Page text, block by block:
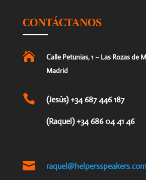
CONTÁCTANOS

Calle Petunias, 1 – Las Rozas de
Madrid
 (Jesús) +34 687 446 187
(Raquel) +34 686 04 41 46
 raquel@helpersspeakers.com